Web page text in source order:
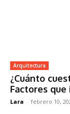
Arquitectura
¿Cuánto
Factores
Lara - febrero 10,